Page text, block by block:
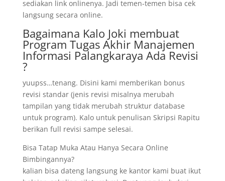
sediakan link onlinenya. Jadi temen-temen bisa cek
langsung secara online.
Bagaimana Kalo Joki membuat
Program Tugas Akhir Manajemen
Informasi Palangkaraya Ada Revisi
?
yuupss…tenang. Disini kami memberikan bonus
revisi standar (jenis revisi misalnya merubah
tampilan yang tidak merubah struktur database
untuk program). Kalo untuk penulisan Skripsi Rapitu
berikan full revisi sampe selesai.
Bisa Tatap Muka Atau Hanya Secara Online
Bimbingannya?
kalian bisa dateng langsung ke kantor kami buat ikut